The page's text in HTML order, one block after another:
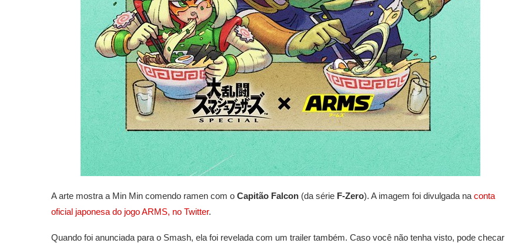
A arte mostra a Min Min comendo ramen com o Capitão Falcon (da série F-Zero). A imagem foi divulgada na conta
oficial japonesa do jogo ARMS, no Twitter.
Quando foi anunciada para o Smash, ela foi revelada com um trailer também. Caso você não tenha visto, pode checar